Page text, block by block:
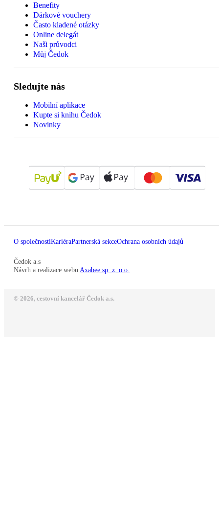
Benefity
Dárkové vouchery
Často kladené otázky
Online delegát
Naši průvodci
Můj Čedok
Sledujte nás
Mobilní aplikace
Kupte si knihu Čedok
Novinky
O společnostiKariéraPartnerská sekceOchrana osobních údajů
Čedok a.s
Návrh a realizace webu Axabee sp. z. o.o.
© 2026, cestovní kancelář Čedok a.s.